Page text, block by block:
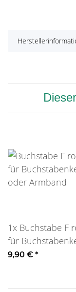
1x Buchstabe F
für
oder Armband
9,90 € *